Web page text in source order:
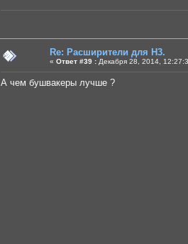
Re: Расширители для Н3.
« Ответ #39 : Декабря 28, 2014,
А чем бушвакеры лучше ?